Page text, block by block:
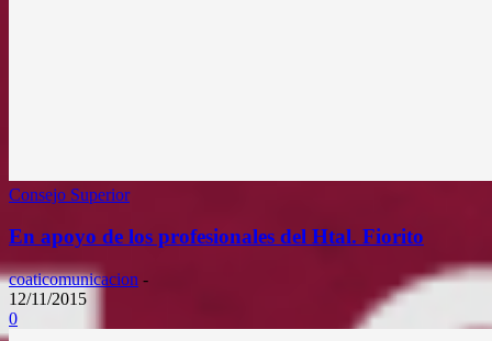
Consejo Superior
En apoyo de los profesionales del Htal. Fiorito
coaticomunicacion -
12/11/2015
0